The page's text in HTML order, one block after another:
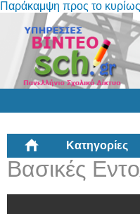
Παράκαμψη προς το κυρίως
Κατηγορίες
Βασικές